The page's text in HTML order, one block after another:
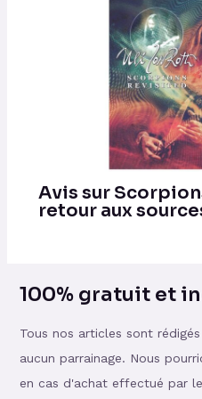
Avis sur
retour aux
100% gratuit et
Tous nos articles sont
aucun parrainage. Nous
en cas d'achat effectué par